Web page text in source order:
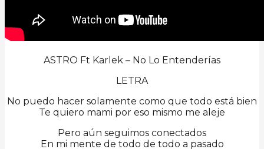
ASTRO Ft Karlek – No Lo Entenderías
LETRA
No puedo hacer solamente como que todo está bien
Te quiero mami por eso mismo me aleje
Pero aún seguimos conectados
En mi mente de todo de todo a pasado